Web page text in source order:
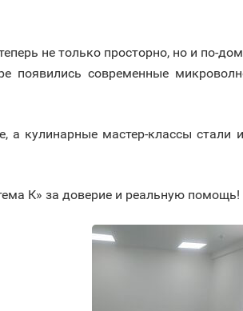
не только просторно, но и по-
современные
а кулинарные мастер-классы
К» за доверие и реальную